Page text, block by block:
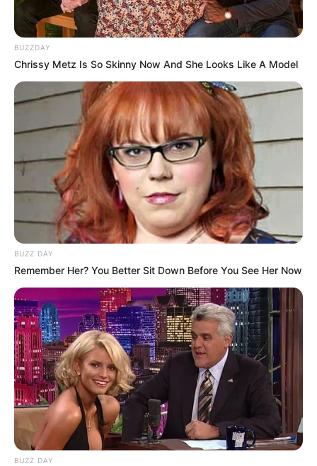
10 Pose Manekin Anti
Mainstream yang Konyol
Banget
8 Kata Lucu Seputar Malam
Minggu ala Jomblo yang Bikin
Ngenes
10 Desain Kanopi Tempat
Tidur, Serasa Beristirahat di
Kamar Raja
BUZZDAY
Chrissy Metz Is So Skinny Now And She Looks Like A Model
BUZZ DAY
Remember Her? You Better Sit Down Before You See Her Now
BUZZ DAY